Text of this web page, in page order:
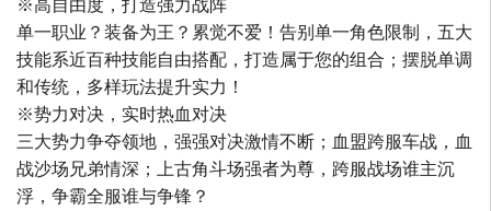
※高自由度，打造强力战阵
单一职业？装备为王？累觉不爱！告别单一角色限制，五大
技能系近百种技能自由搭配，打造属于您的组合；摆脱单调
和传统，多样玩法提升实力！
※势力对决，实时热血对决
三大势力争夺领地，强强对决激情不断；血盟跨服车战，血
战沙场兄弟情深；上古角斗场强者为尊，跨服战场谁主沉
浮，争霸全服谁与争锋？